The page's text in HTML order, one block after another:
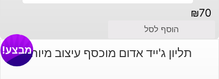
₪70
הוסף לסל
תליון ג'ייד אדום מוכסף עיצוב מיוחדמבצע!